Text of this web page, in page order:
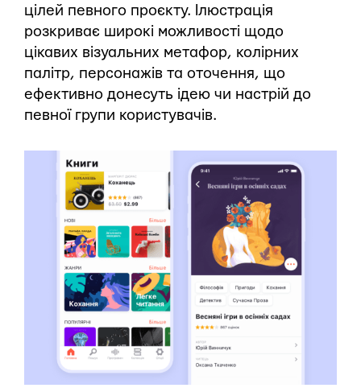
цілей певного проєкту. Ілюстрація
розкриває широкі можливості щодо
цікавих візуальних метафор, колірних
палітр, персонажів та оточення, що
ефективно донесуть ідею чи настрій до
певної групи користувачів.